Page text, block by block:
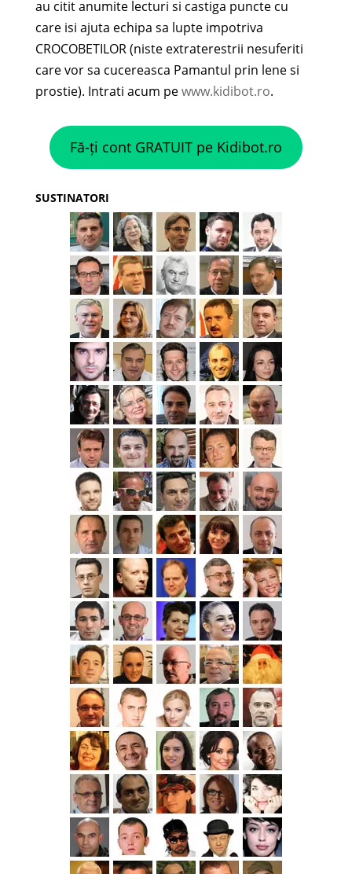
au citit anumite lecturi si castiga puncte cu
care isi ajuta echipa sa lupte impotriva
CROCOBETILOR (niste extraterestrii nesuferiti
care vor sa cucereasca Pamantul prin lene si
prostie). Intrati acum pewww.kidibot.ro.
Fă-ți cont GRATUIT pe Kidibot.ro
SUSTINATORI